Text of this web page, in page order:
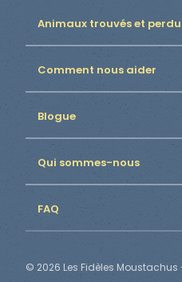
Animaux trouvés et
Comment nous aider
Blogue
Qui sommes-nous
FAQ
© 2026 Les Fidèles Moustachus